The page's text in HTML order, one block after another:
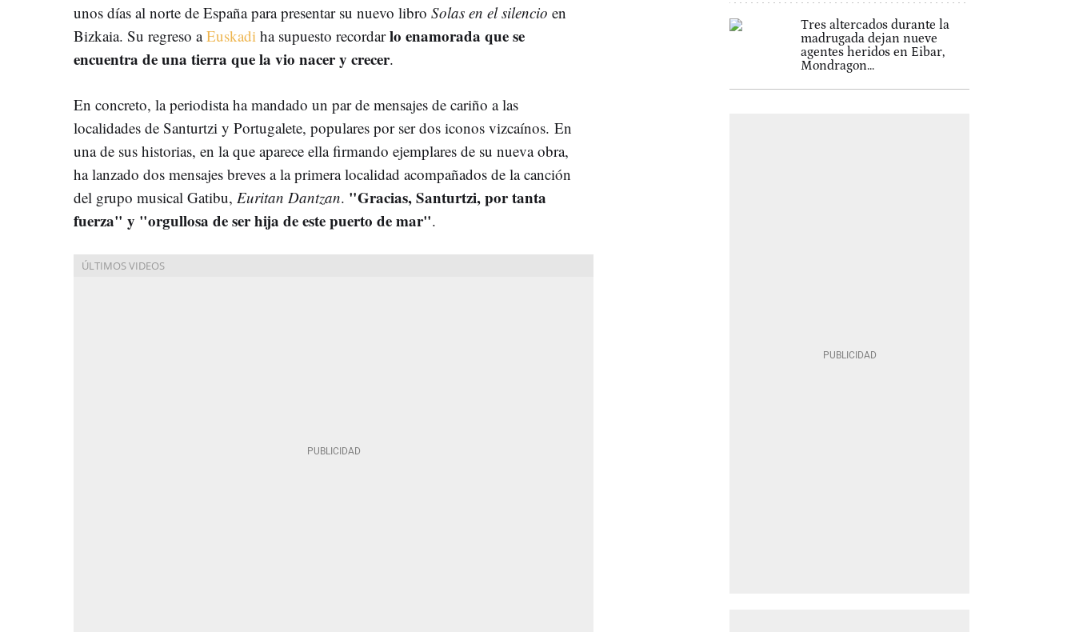
unos días al norte de España para presentar su nuevo libro Solas en el silencio en
Bizkaia. Su regreso aEuskadi ha supuesto recordarlo enamorada que se
encuentra de una tierra que la vio nacer y crecer.
En concreto, la periodista ha mandado un par de mensajes de cariño a las
localidades de Santurtzi y Portugalete, populares por ser dos iconos vizcaínos. En
una de sus historias, en la que aparece ella firmando ejemplares de su nueva obra,
ha lanzado dos mensajes breves a la primera localidad acompañados de la canción
del grupo musical Gatibu, Euritan Dantzan. "Gracias, Santurtzi, por tanta
fuerza" y "orgullosa de ser hija de este puerto de mar".
Tres altercados durante la
madrugada dejan nueve
agentes heridos en Eibar,
Mondragon...